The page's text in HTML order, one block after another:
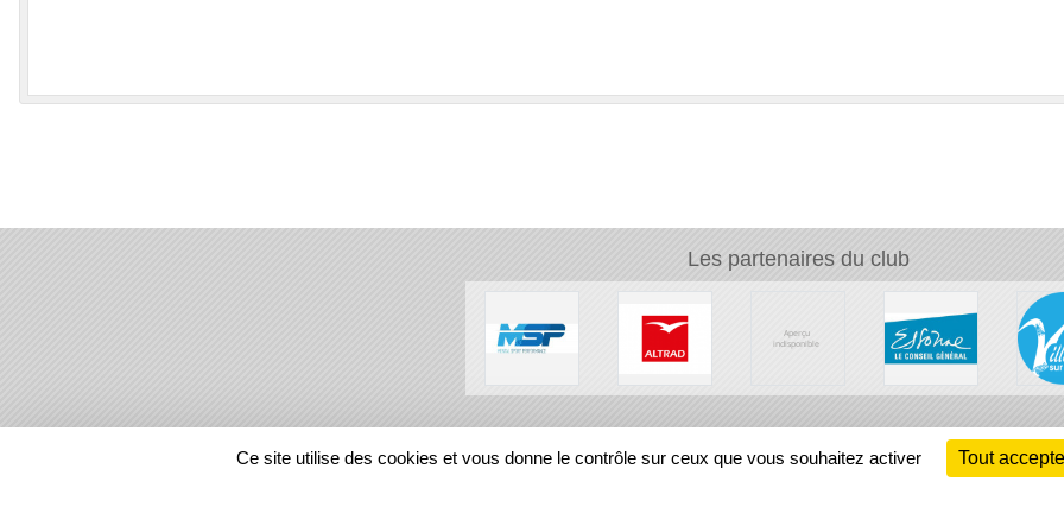
Les partenaires du club
REGIONS
Ce site utilise des cookies et vous donne le contrôle sur ceux que vous souhaitez activer Tout